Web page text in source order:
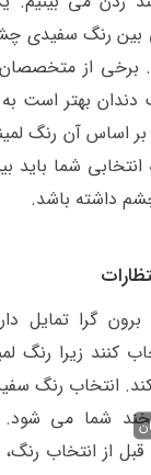
رنگ سفیدی
برخی از متخصصان
دندان بهتر است
اساس آن رنگ
شما باید
داشته باشد.
گرا تمایل
کنند زیرا رنگ
انتخاب رنگ
شما می
از انتخاب رنگ،